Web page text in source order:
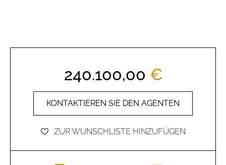
240.100,00 €
KONTAKTIEREN SIE DEN AGENTEN
ZUR WUNSCHLISTE HINZUFÜGEN